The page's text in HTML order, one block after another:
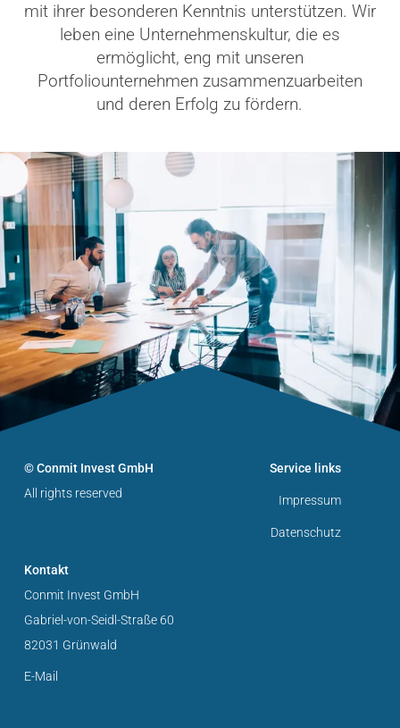
mit ihrer besonderen Kenntnis unterstützen. Wir
leben eine Unternehmenskultur, die es
ermöglicht, eng mit unseren
Portfoliounternehmen zusammenzuarbeiten
und deren Erfolg zu fördern.
© Conmit Invest GmbH
All rights reserved
Service links
Impressum
Datenschutz
Kontakt
Conmit Invest GmbH
Gabriel-von-Seidl-Straße 60
82031 Grünwald
E-Mail